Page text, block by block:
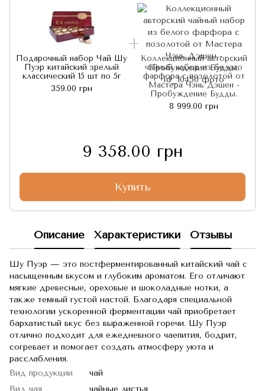
Подарочный набор Чай Шу
Пуэр китайский зрелый
классический 15 шт по 5г
359.00 грн
Коллекционный авторский
чайный набор из белого
фарфора с позолотой от
Мастера Чэнь Дэшен -
Пробуждение Будды.
8 999.00 грн
9 358.00 грн
Купить
Описание Характеристики Отзывы
Шу Пуэр — это постферментированный китайский чай с
насыщенным вкусом и глубоким ароматом. Его отличают
мягкие древесные, ореховые и шоколадные нотки, а
также темный густой настой. Благодаря специальной
технологии ускоренной ферментации чай приобретает
бархатистый вкус без выраженной горечи. Шу Пуэр
отлично подходит для ежедневного чаепития, бодрит,
согревает и помогает создать атмосферу уюта и
расслабления.
Вид продукции
чай
Вид чая
чайные листья